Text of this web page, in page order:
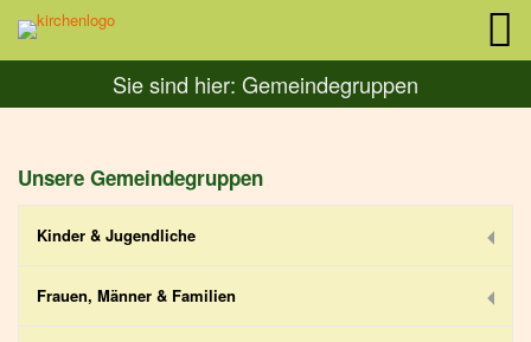
Sie sind hier: Gemeindegruppen
Unsere Gemeindegruppen
Kinder & Jugendliche
Frauen, Männer & Familien